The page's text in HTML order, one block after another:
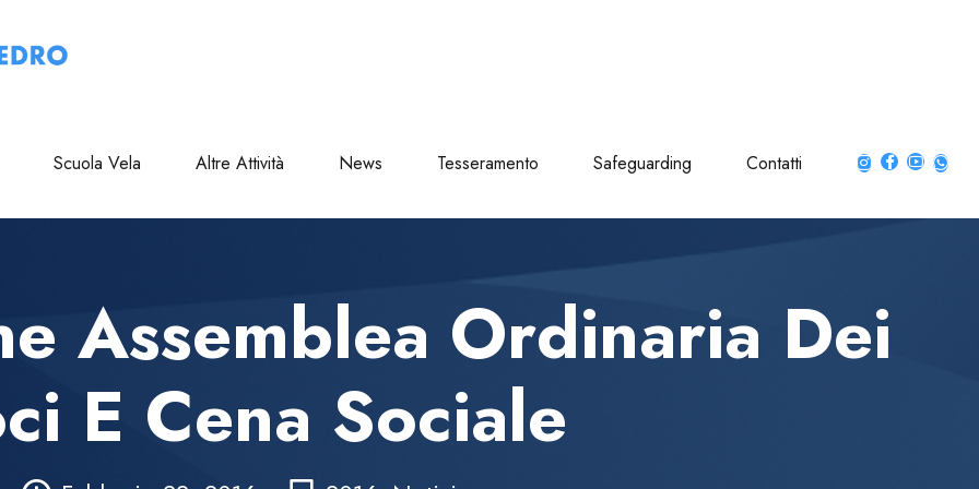
Scuola Vela Altre Attività News Tesseramento Safeguarding Contatti
Assemblea Ordinaria Dei
E Cena Sociale